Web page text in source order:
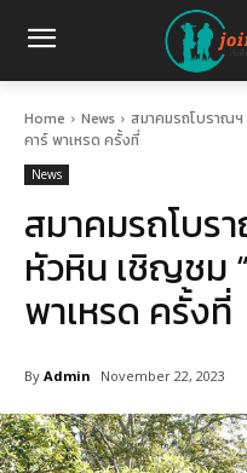
Home News
สมาคมรถโบราณฯ
คาร์ พาเหรด ครั้งที่
News
สมาคมรถโบร
หัวหิน เชิญชม
พาเหรด ครั้งที่
By Admin November 22, 2023